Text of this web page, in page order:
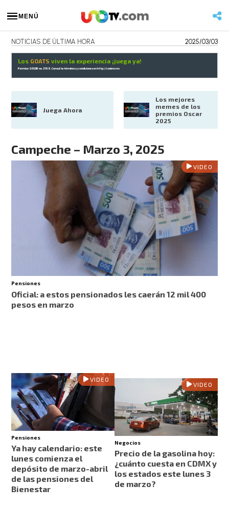
MENÚ
NOTICIAS DE ÚLTIMA HORA 2025/03/03
Los GOATS viven la experiencia ¡juega ya!
Permiso SEGOB no. 2768. Consulta términos y condiciones enhttp://codere.mx
Juega Ahora
Los mejores
memes de los
premios Oscar
2025
Campeche – Marzo 3, 2025
VIDEO
Pensiones
Oficial: a estos pensionados les caerán 12 mil 400
pesos en marzo
VIDEO
Pensiones
Ya hay calendario: este
lunes comienza el
depósito de marzo-abril
de las pensiones del
Bienestar
VIDEO
Negocios
Precio de la gasolina hoy:
¿cuánto cuesta en CDMX y
los estados este lunes 3
de marzo?